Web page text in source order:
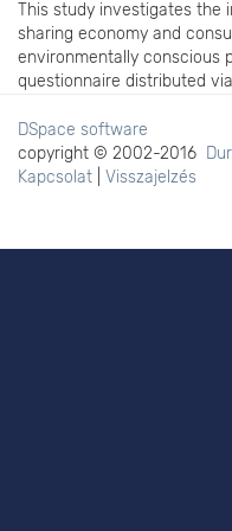
This study investigates the
sharing economy and
environmentally conscious
questionnaire distributed
DSpace software
copyright © 2002-2016
Kapcsolat
Visszajelzés